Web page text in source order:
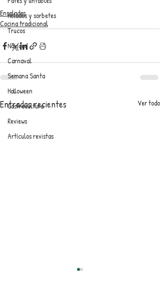
Helados y sorbetes
Trucos
Navidad
Carnaval
Semana Santa
Halloween
Gastrocultura
Reviews
Artículos revistas
Ensaladas
Cocina tradicional
Entradas recientes Ver todo